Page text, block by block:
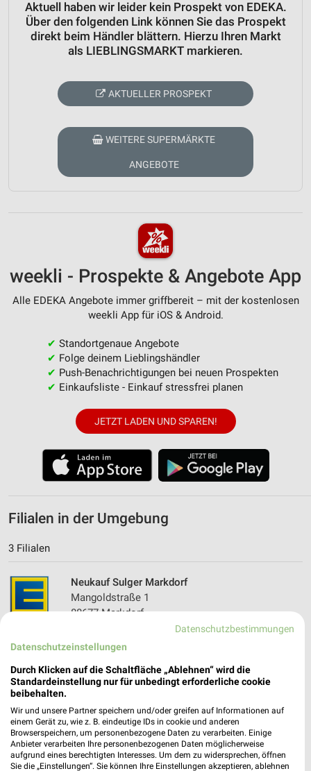
Aktuell haben wir leider kein Prospekt von EDEKA.
Über den folgenden Link können Sie das Prospekt
direkt beim Händler blättern. Hierzu Ihren Markt
als LIEBLINGSMARKT markieren.
AKTUELLER PROSPEKT
WEITERE SUPERMÄRKTE
ANGEBOTE
weekli - Prospekte & Angebote App
Alle EDEKA Angebote immer griffbereit – mit der kostenlosen
weekli App für iOS & Android.
✔ Standortgenaue Angebote
✔ Folge deinem Lieblingshändler
✔ Push-Benachrichtigungen bei neuen Prospekten
✔ Einkaufsliste - Einkauf stressfrei planen
JETZT LADEN UND SPAREN!
Filialen in der Umgebung
3 Filialen
❯
Neukauf Sulger Markdorf
Mangoldstraße 1
88677 Markdorf
Heute 07:00 - 21:00 Uhr | Geöffnet
Ravensburgerstraße 36
88677 Markdorf
Heute 07:00 - 20:00 Uhr |
Geöffnet
Datenschutzbestimmungen
Datenschutzeinstellungen
Durch Klicken auf die Schaltfläche „Ablehnen“ wird die
Standardeinstellung nur für unbedingt erforderliche cookie
beibehalten.
Wir und unsere Partner speichern und/oder greifen auf Informationen auf
einem Gerät zu, wie z. B. eindeutige IDs in cookie und anderen
Browserspeichern, um personenbezogene Daten zu verarbeiten. Einige
Anbieter verarbeiten Ihre personenbezogenen Daten möglicherweise
aufgrund eines berechtigten Interesses. Um dem zu widersprechen, öffnen
Sie die „Einstellungen“. Sie können Ihre Einstellungen akzeptieren, ablehnen